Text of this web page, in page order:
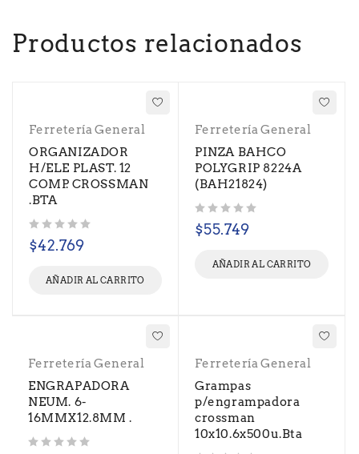
Productos relacionados
Ferretería General
ORGANIZADOR
H/ELE PLAST. 12
COMP. CROSSMAN
.BTA
$42.769
AÑADIR AL CARRITO
Ferretería General
PINZA BAHCO
POLYGRIP 8224A
(BAH21824)
$55.749
AÑADIR AL CARRITO
Ferretería General
ENGRAPADORA
NEUM. 6-
16MMX12.8MM .
Ferretería General
Grampas
p/engrampadora
crossman
10x10.6x500u.Bta